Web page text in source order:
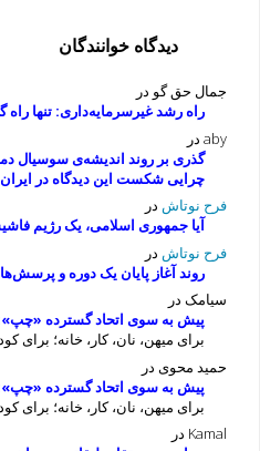
دیدگاه خوانندگان
جمال حق گو در
راه رشد غیرسرمایه‌داری: تنها راه
abyدر
گذری بر روند اندیشه‌ی سوسیال
چرایی شکست این دیدگاه در ایران
فرح نوتاش در
آیا جمهوری اسلامی، یک رژیم
فرح نوتاش در
روند آغاز پایان یک دوره و
سیامکدر
پیش به سوی اتحاد گسترده
برای میهن، نان، کار، خانه؛ برای
حمید محویدر
پیش به سوی اتحاد گسترده
برای میهن، نان، کار، خانه؛ برای
Kamal در